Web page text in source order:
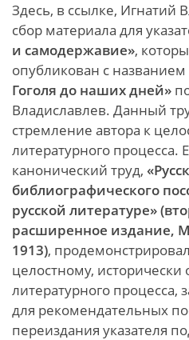
Здесь, в ссылке, Игнатий
сбор материала для
и самодержавие»,
опубликован с названием
Гоголя до наших дней»
Владиславлев. Данный
стремление автора к
литературного процесса.
канонический труд,
библиографического
русской литературе»
расширенное издание,
1913),
целостному,
литературного процесса,
для рекомендательных
переиздания указателя